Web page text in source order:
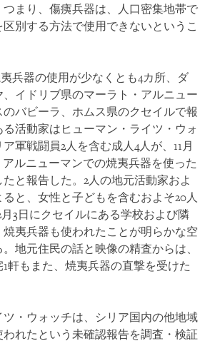
まり、傷痍兵器は、人口密集地帯で
別する方法で使用できないというこ
兵器の使用が少なくとも4カ所、ダ
イドリブ県のマーラト・アルニュー
バビーラ、ホムス県のクセイルで報
活動家はヒューマン・ライツ・ウォ
軍戦闘員2人を含む成人4人が、11月
ルニューマンでの焼夷兵器を使った
と報告した。2人の地元活動家およ
と、女性と子どもを含むおよそ20人
3日にクセイルにある学校および隣
夷兵器も使われたことが明らかな空
地元住民の話と映像の精査からは、
軒もまた、焼夷兵器の直撃を受けた
ツ・ウォッチは、シリア国内の他地域
れたという未確認報告を調査・検証